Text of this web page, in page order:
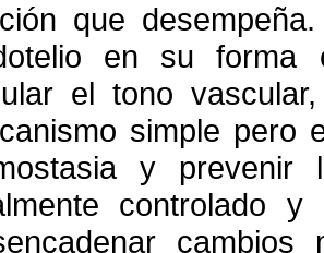
que
en su forma
el tono
simple pero
y prevenir
controlado
cambios